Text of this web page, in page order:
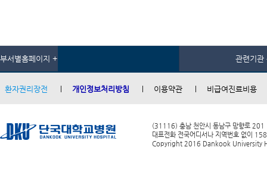
부서별홈페이지 + 관련기관
환자권리장전 개인정보처리방침 이용약관 비급여진료비용
(31116) 충남 천안시 동남구 망향로 201
대표전화 전국어디서나 지역번호 없이
Copyright 2016 Dankook University